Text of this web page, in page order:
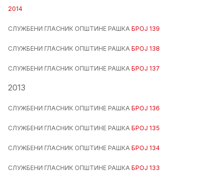
2014
СЛУЖБЕНИ ГЛАСНИК ОПШТИНЕ РАШКА БРОЈ 139
СЛУЖБЕНИ ГЛАСНИК ОПШТИНЕ РАШКА БРОЈ 138
СЛУЖБЕНИ ГЛАСНИК ОПШТИНЕ РАШКА БРОЈ 137
2013
СЛУЖБЕНИ ГЛАСНИК ОПШТИНЕ РАШКА БРОЈ 136
СЛУЖБЕНИ ГЛАСНИК ОПШТИНЕ РАШКА БРОЈ 135
СЛУЖБЕНИ ГЛАСНИК ОПШТИНЕ РАШКА БРОЈ 134
СЛУЖБЕНИ ГЛАСНИК ОПШТИНЕ РАШКА БРОЈ 133